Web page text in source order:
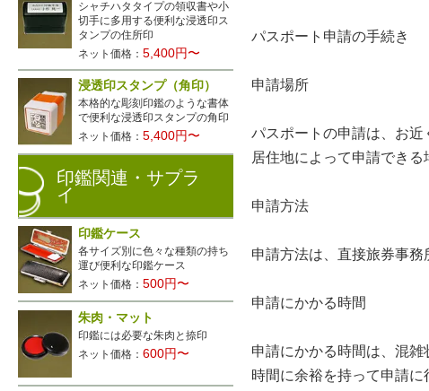
パスポート申請の手続き
申請場所
パスポートの申請は、お近
居住地によって申請できる
申請方法
申請方法は、直接旅券事務
申請にかかる時間
申請にかかる時間は、混雑
時間に余裕を持って申請に
シャチハタタイプの領収書や小
切手に多用する便利な浸透印ス
タンプの住所印
ネット価格：5,400円〜
浸透印スタンプ（角印）
本格的な彫刻印鑑のような書体
で便利な浸透印スタンプの角印
ネット価格：5,400円〜
印鑑関連・サプラ
イ
印鑑ケース
各サイズ別に色々な種類の持ち
運び便利な印鑑ケース
ネット価格：500円〜
朱肉・マット
印鑑には必要な朱肉と捺印
ネット価格：600円〜